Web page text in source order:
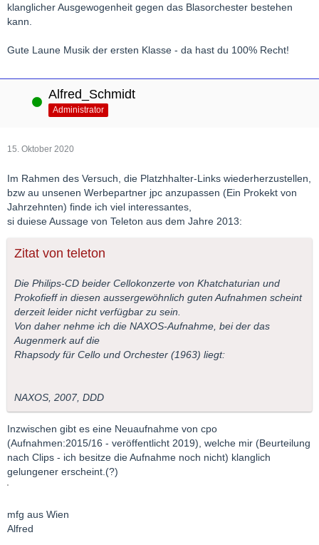
klanglicher Ausgewogenheit gegen das Blasorchester bestehen
kann.
Gute Laune Musik der ersten Klasse - da hast du 100% Recht!
Online Alfred_Schmidt
Administrator
15. Oktober 2020
Im Rahmen des Versuch, die Platzhhalter-Links wiederherzustellen,
bzw au unsenen Werbepartner jpc anzupassen (Ein Prokekt von
Jahrzehnten) finde ich viel interessantes,
si duiese Aussage von Teleton aus dem Jahre 2013:
Zitat von teleton
Die Philips-CD beider Cellokonzerte von Khatchaturian und
Prokofieff in diesen aussergewöhnlich guten Aufnahmen scheint
derzeit leider nicht verfügbar zu sein.
Von daher nehme ich die NAXOS-Aufnahme, bei der das
Augenmerk auf die
Rhapsody für Cello und Orchester (1963) liegt:
NAXOS, 2007, DDD
Inzwischen gibt es eine Neuaufnahme von cpo
(Aufnahmen:2015/16 - veröffentlicht 2019), welche mir (Beurteilung
nach Clips - ich besitze die Aufnahme noch nicht) klanglich
gelungener erscheint.(?)
mfg aus Wien
Alfred